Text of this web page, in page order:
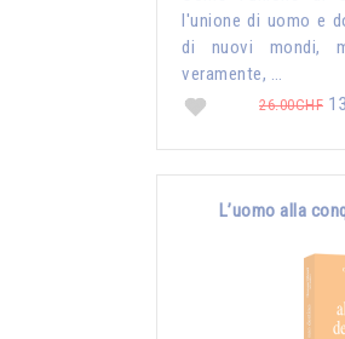
l'unione di uomo e
di nuovi mondi,
veramente, …
26.00CHF
L’uomo alla